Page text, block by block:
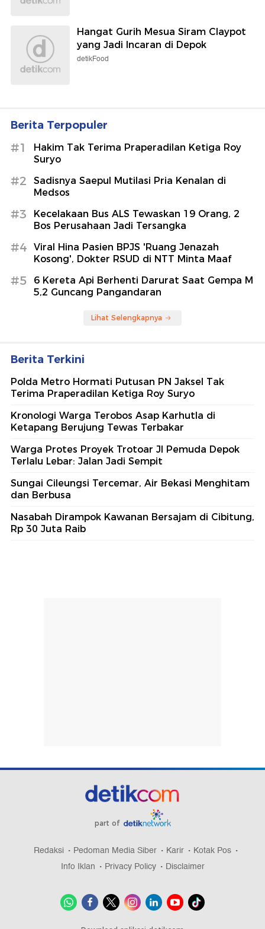
Hangat Gurih Mesua Siram Claypot
yang Jadi Incaran di Depok
detikFood
Berita Terpopuler
#1
Hakim Tak Terima Praperadilan Ketiga Roy
Suryo
#2
Sadisnya Saepul Mutilasi Pria Kenalan di
Medsos
#3
Kecelakaan Bus ALS Tewaskan 19 Orang, 2
Bos Perusahaan Jadi Tersangka
#4
Viral Hina Pasien BPJS 'Ruang Jenazah
Kosong', Dokter RSUD di NTT Minta Maaf
#5
6 Kereta Api Berhenti Darurat Saat Gempa M
5,2 Guncang Pangandaran
Lihat Selengkapnya
Berita Terkini
Polda Metro Hormati Putusan PN Jaksel Tak
Terima Praperadilan Ketiga Roy Suryo
Kronologi Warga Terobos Asap Karhutla di
Ketapang Berujung Tewas Terbakar
Warga Protes Proyek Trotoar Jl Pemuda Depok
Terlalu Lebar: Jalan Jadi Sempit
Sungai Cileungsi Tercemar, Air Bekasi Menghitam
dan Berbusa
Nasabah Dirampok Kawanan Bersajam di Cibitung,
Rp 30 Juta Raib
part of
Redaksi Pedoman Media Siber Karir
Kotak Pos
Info Iklan
Privacy Policy Disclaimer